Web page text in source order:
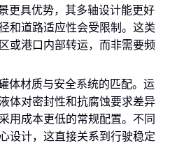
更具优势，其多轴设计能更好
和道路适应性会受限制。这类
或港口内部转运，而非需要频
体材质与安全系统的匹配。运
体对密封性和抗腐蚀要求差异
用成本更低的常规配置。不同
设计，这直接关系到行驶稳定